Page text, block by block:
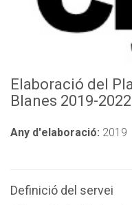
Elaboració del
Blanes 2019-2022
Any d'elaboració: 2019
Definició del servei